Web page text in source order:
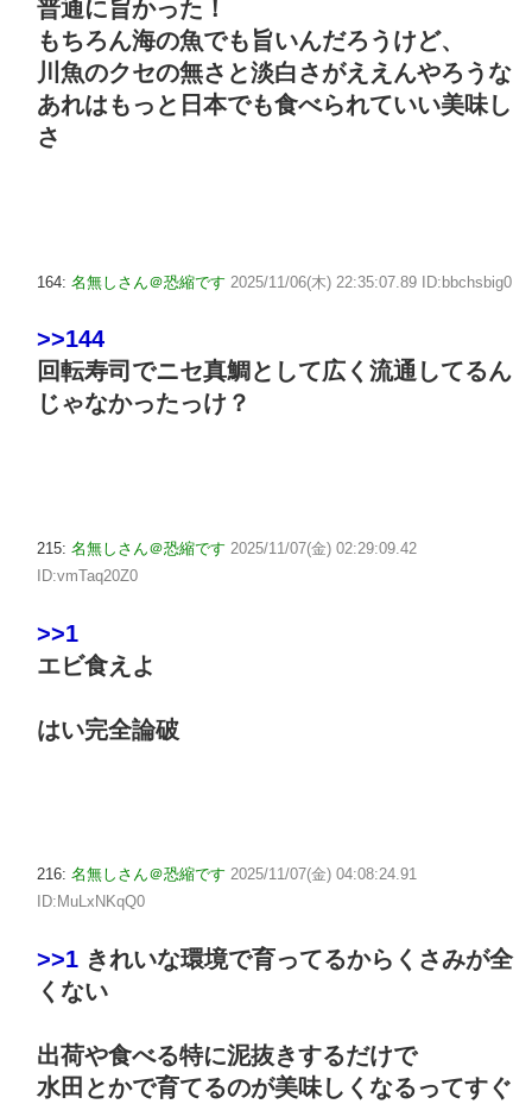
普通に旨かった！
もちろん海の魚でも旨いんだろうけど、
川魚のクセの無さと淡白さがええんやろうな
あれはもっと日本でも食べられていい美味し
さ
164: 名無しさん＠恐縮です 2025/11/06(木) 22:35:07.89 ID:bbchsbig0
>>144
回転寿司でニセ真鯛として広く流通してるん
じゃなかったっけ？
215: 名無しさん＠恐縮です 2025/11/07(金) 02:29:09.42
ID:vmTaq20Z0
>>1
エビ食えよ
はい完全論破
216: 名無しさん＠恐縮です 2025/11/07(金) 04:08:24.91
ID:MuLxNKqQ0
>>1 きれいな環境で育ってるからくさみが全
くない
出荷や食べる特に泥抜きするだけで
水田とかで育てるのが美味しくなるってすぐ